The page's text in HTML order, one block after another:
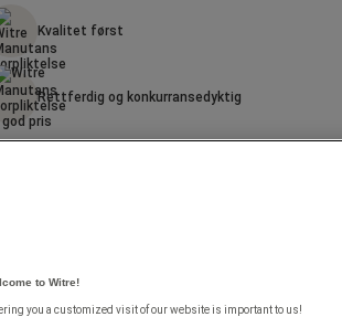
Kvalitet først
Rettferdig og konkurransedyktig
to Witre!
you a customized visit of our website is important to us!